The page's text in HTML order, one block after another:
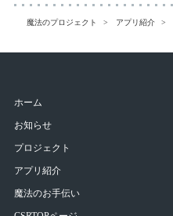
魔法のプロジェクト アプリ紹介
ホーム
お知らせ
プロジェクト
アプリ紹介
魔法のお手伝い